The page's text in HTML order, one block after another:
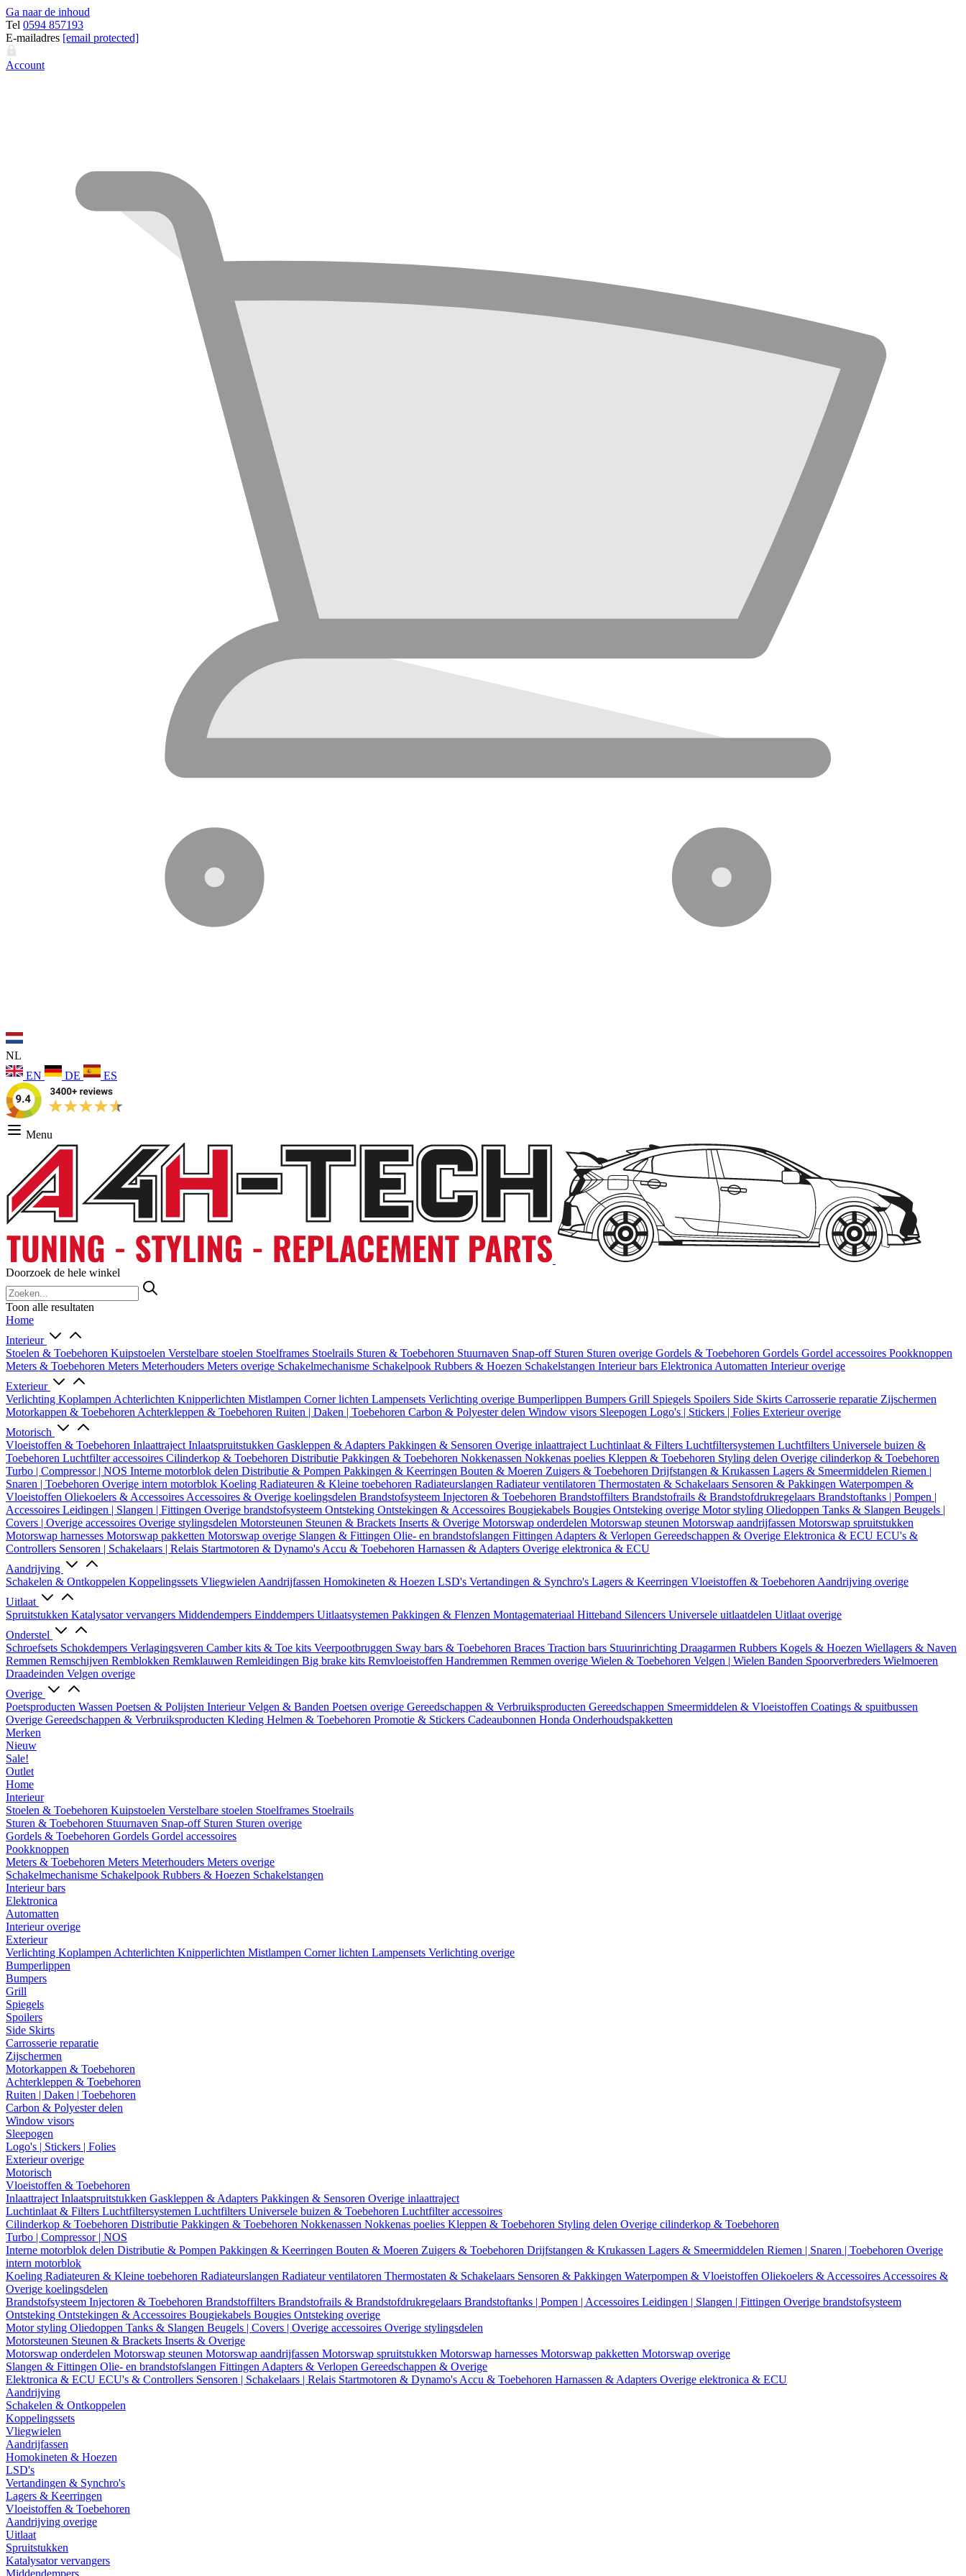
Ga naar de inhoud
Tel 0594 857193
E-mailadres [email protected]
Account
NL
EN
DE ES
Menu
Doorzoek de hele winkel
Toon alle resultaten
Home
Interieur
Stoelen & Toebehoren Kuipstoelen Verstelbare stoelen Stoelframes Stoelrails Sturen & Toebehoren Stuurnaven Snap-off Sturen Sturen overige Gordels & Toebehoren Gordels Gordel accessoires Pookknoppen
Meters & Toebehoren Meters Meterhouders Meters overige Schakelmechanisme Schakelpook Rubbers & Hoezen Schakelstangen Interieur bars Elektronica Automatten Interieur overige
Exterieur
Verlichting Koplampen Achterlichten Knipperlichten Mistlampen Corner lichten Lampensets Verlichting overige Bumperlippen Bumpers Grill Spiegels Spoilers Side Skirts Carrosserie reparatie Zijschermen
Motorkappen & Toebehoren Achterkleppen & Toebehoren Ruiten | Daken | Toebehoren Carbon & Polyester delen Window visors Sleepogen Logo's | Stickers | Folies Exterieur overige
Motorisch
Vloeistoffen & Toebehoren Inlaattraject Inlaatspruitstukken Gaskleppen & Adapters Pakkingen & Sensoren Overige inlaattraject Luchtinlaat & Filters Luchtfiltersystemen Luchtfilters Universele buizen &
Toebehoren Luchtfilter accessoires Cilinderkop & Toebehoren Distributie Pakkingen & Toebehoren Nokkenassen Nokkenas poelies Kleppen & Toebehoren Styling delen Overige cilinderkop & Toebehoren
Turbo | Compressor | NOS Interne motorblok delen Distributie & Pompen Pakkingen & Keerringen Bouten & Moeren Zuigers & Toebehoren Drijfstangen & Krukassen Lagers & Smeermiddelen Riemen |
Snaren | Toebehoren Overige intern motorblok Koeling Radiateuren & Kleine toebehoren Radiateurslangen Radiateur ventilatoren Thermostaten & Schakelaars Sensoren & Pakkingen Waterpompen &
Vloeistoffen Oliekoelers & Accessoires Accessoires & Overige koelingsdelen Brandstofsysteem Injectoren & Toebehoren Brandstoffilters Brandstofrails & Brandstofdrukregelaars Brandstoftanks | Pompen |
Accessoires Leidingen | Slangen | Fittingen Overige brandstofsysteem Ontsteking Ontstekingen & Accessoires Bougiekabels Bougies Ontsteking overige Motor styling Oliedoppen Tanks & Slangen Beugels |
Covers | Overige accessoires Overige stylingsdelen Motorsteunen Steunen & Brackets Inserts & Overige Motorswap onderdelen Motorswap steunen Motorswap aandrijfassen Motorswap spruitstukken
Motorswap harnesses Motorswap pakketten Motorswap overige Slangen & Fittingen Olie- en brandstofslangen Fittingen Adapters & Verlopen Gereedschappen & Overige Elektronica & ECU ECU's &
Controllers Sensoren | Schakelaars | Relais Startmotoren & Dynamo's Accu & Toebehoren Harnassen & Adapters Overige elektronica & ECU
Aandrijving
Schakelen & Ontkoppelen Koppelingssets Vliegwielen Aandrijfassen Homokineten & Hoezen LSD's Vertandingen & Synchro's Lagers & Keerringen Vloeistoffen & Toebehoren Aandrijving overige
Uitlaat
Spruitstukken Katalysator vervangers Middendempers Einddempers Uitlaatsystemen Pakkingen & Flenzen Montagemateriaal Hitteband Silencers Universele uitlaatdelen Uitlaat overige
Onderstel
Schroefsets Schokdempers Verlagingsveren Camber kits & Toe kits Veerpootbruggen Sway bars & Toebehoren Braces Traction bars Stuurinrichting Draagarmen Rubbers Kogels & Hoezen Wiellagers & Naven
Remmen Remschijven Remblokken Remklauwen Remleidingen Big brake kits Remvloeistoffen Handremmen Remmen overige Wielen & Toebehoren Velgen | Wielen Banden Spoorverbreders Wielmoeren
Draadeinden Velgen overige
Overige
Poetsproducten Wassen Poetsen & Polijsten InterieurVelgen & Banden Poetsen overige Gereedschappen & Verbruiksproducten Gereedschappen Smeermiddelen & Vloeistoffen Coatings & spuitbussen
Overige Gereedschappen & Verbruiksproducten Kleding Helmen & Toebehoren Promotie & Stickers Cadeaubonnen Honda Onderhoudspakketten
Merken
Nieuw
Sale!
Outlet
Home
Interieur
Stoelen & Toebehoren Kuipstoelen Verstelbare stoelen Stoelframes Stoelrails
Sturen & Toebehoren Stuurnaven Snap-off Sturen Sturen overige
Gordels & Toebehoren Gordels Gordel accessoires
Pookknoppen
Meters & Toebehoren Meters Meterhouders Meters overige
Schakelmechanisme Schakelpook Rubbers & Hoezen Schakelstangen
Interieur bars
Elektronica
Automatten
Interieur overige
Exterieur
Verlichting Koplampen Achterlichten Knipperlichten Mistlampen Corner lichten Lampensets Verlichting overige
Bumperlippen
Bumpers
Grill
Spiegels
Spoilers
Side Skirts
Carrosserie reparatie
Zijschermen
Motorkappen & Toebehoren
Achterkleppen & Toebehoren
Ruiten | Daken | Toebehoren
Carbon & Polyester delen
Window visors
Sleepogen
Logo's | Stickers | Folies
Exterieur overige
Motorisch
Vloeistoffen & Toebehoren
Inlaattraject Inlaatspruitstukken Gaskleppen & Adapters Pakkingen & Sensoren Overige inlaattraject
Luchtinlaat & Filters Luchtfiltersystemen Luchtfilters Universele buizen & Toebehoren Luchtfilter accessoires
Cilinderkop & Toebehoren Distributie Pakkingen & Toebehoren Nokkenassen Nokkenas poelies Kleppen & Toebehoren Styling delen Overige cilinderkop & Toebehoren
Turbo | Compressor | NOS
Interne motorblok delen Distributie & Pompen Pakkingen & Keerringen Bouten & Moeren Zuigers & Toebehoren Drijfstangen & Krukassen Lagers & Smeermiddelen Riemen | Snaren | Toebehoren Overige
intern motorblok
Koeling Radiateuren & Kleine toebehoren Radiateurslangen Radiateur ventilatoren Thermostaten & Schakelaars Sensoren & Pakkingen Waterpompen & Vloeistoffen Oliekoelers & Accessoires Accessoires &
Overige koelingsdelen
Brandstofsysteem Injectoren & Toebehoren Brandstoffilters Brandstofrails & Brandstofdrukregelaars Brandstoftanks | Pompen | Accessoires Leidingen | Slangen | Fittingen Overige brandstofsysteem
Ontsteking Ontstekingen & Accessoires Bougiekabels Bougies Ontsteking overige
Motor styling Oliedoppen Tanks & Slangen Beugels | Covers | Overige accessoires Overige stylingsdelen
Motorsteunen Steunen & Brackets Inserts & Overige
Motorswap onderdelen Motorswap steunen Motorswap aandrijfassen Motorswap spruitstukken Motorswap harnesses Motorswap pakketten Motorswap overige
Slangen & Fittingen Olie- en brandstofslangen Fittingen Adapters & Verlopen Gereedschappen & Overige
Elektronica & ECU ECU's & Controllers Sensoren | Schakelaars | Relais Startmotoren & Dynamo's Accu & Toebehoren Harnassen & Adapters Overige elektronica & ECU
Aandrijving
Schakelen & Ontkoppelen
Koppelingssets
Vliegwielen
Aandrijfassen
Homokineten & Hoezen
LSD's
Vertandingen & Synchro's
Lagers & Keerringen
Vloeistoffen & Toebehoren
Aandrijving overige
Uitlaat
Spruitstukken
Katalysator vervangers
Middendempers